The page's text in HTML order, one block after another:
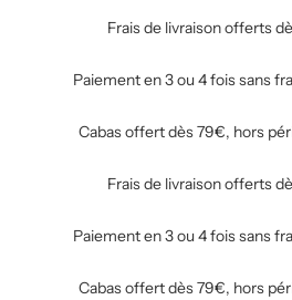
Frais de livraison offerts
Paiement en 3 ou 4 fois sans
Cabas offert dès 79€, hors
Frais de livraison offerts
Paiement en 3 ou 4 fois sans
Cabas offert dès 79€, hors